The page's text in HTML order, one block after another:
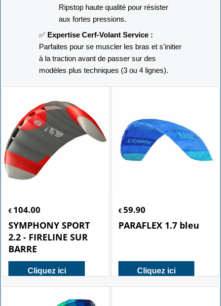
Ripstop haute qualité pour résister
aux fortes pressions.
✅ Expertise Cerf-Volant Service :
Parfaites pour se muscler les bras et s'initier
à la traction avant de passer sur des
modèles plus techniques (3 ou 4 lignes).
€ 104.00
SYMPHONY SPORT
2.2 - FIRELINE SUR
BARRE
Cliquez ici
€59.90
PARAFLEX 1.7 bleu
Cliquez ici